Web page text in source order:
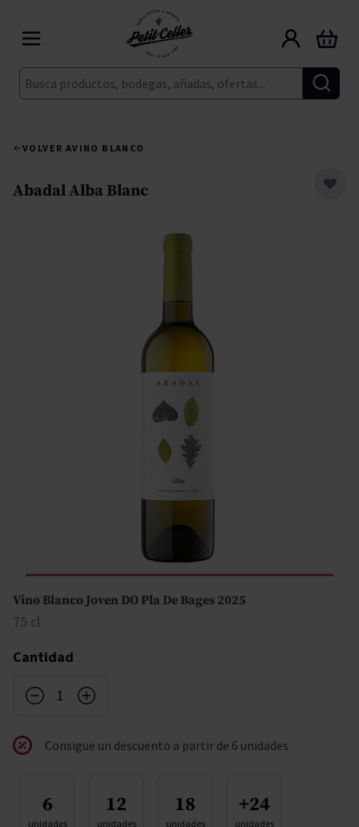
Buscar
Carrito
VOLVER AVINO BLANCO
Abadal Alba Blanc
Vino Blanco Joven DO Pla De Bages 2025
75 cl
Cantidad
Consigue un descuento a partir de 6 unidades
6
unidades
12
unidades
18
unidades
+24
unidades